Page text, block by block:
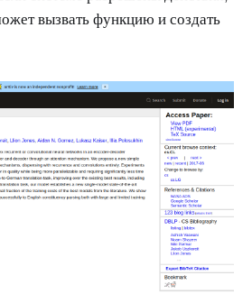
вызвать функцию и создать